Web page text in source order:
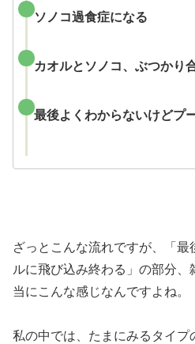
ソノコ過食症になる
カオルとソノコ、ぶつかり
最後よくわからないけどプ
ざっとこんな流れですが、「
ルに飛び込み終わる」の部分
当にこんな感じなんですよね。
私の中では、たまにみるタイプ